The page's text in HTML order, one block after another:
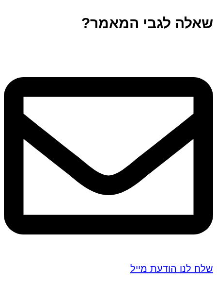
שאלה לגבי המאמר?
שלח לנו הודעת מייל